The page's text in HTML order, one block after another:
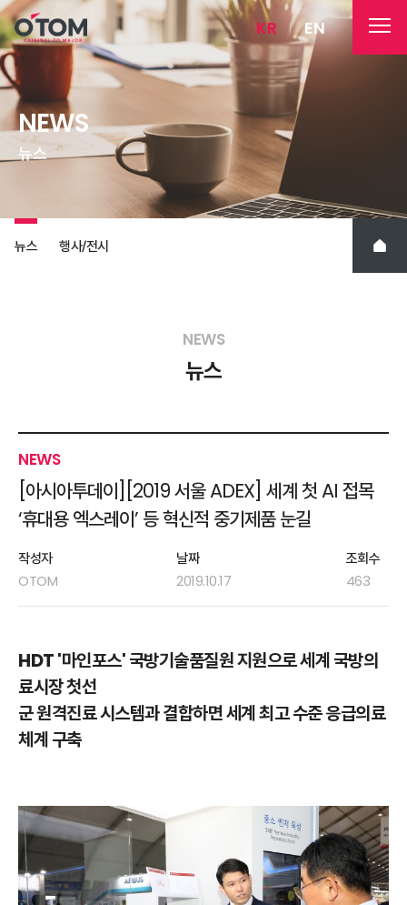
KR EN
NEWS
뉴스
뉴스 행사/전시
NEWS
뉴스
NEWS
[아시아투데이][2019 서울 ADEX] 세계 첫 AI 접목
‘휴대용 엑스레이’ 등 혁신적 중기제품 눈길
작성자
OTOM
날짜
2019.10.17
조회수
463
HDT '마인포스' 국방기술품질원 지원으로 세계 국방의
료시장 첫선
군 원격진료 시스템과 결합하면 세계 최고 수준 응급의료
체계 구축